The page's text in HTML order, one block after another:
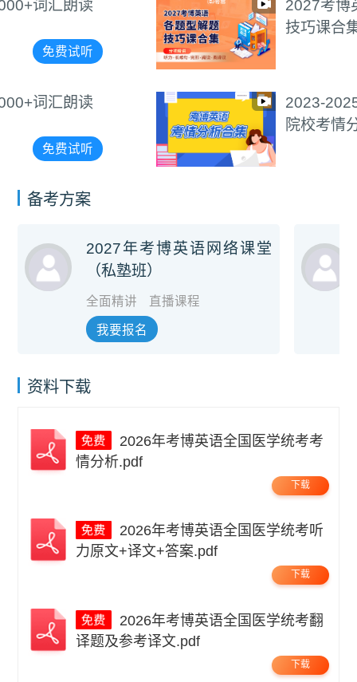
2027考博英语各题型解题
技巧课合集
2023-2025年考博英语各
院校考情分析合集
备考方案
2027年考博英语网络课堂
（私塾班）
全面精讲 直播课程
我要报名
资料下载
情分析.pdf
下载
力原文+译文+答案.pdf
下载
译题及参考译文.pdf
下载